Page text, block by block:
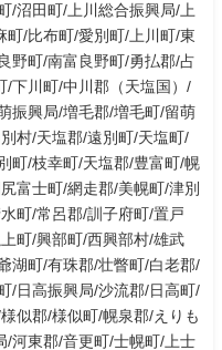
/沼田町/上川総合振興局/上
町/比布町/愛別町/上川町/東
野町/南富良野町/勇払郡/占
/下川町/中川郡（天塩国）/
振興局/増毛郡/増毛町/留萌
村/天塩郡/遠別町/天塩町/
町/枝幸町/天塩郡/豊富町/幌
富士町/網走郡/美幌町/津別
町/常呂郡/訓子府町/置戸
町/興部町/西興部村/雄武
湖町/有珠郡/壮瞥町/白老郡/
/日高振興局/沙流郡/日高町/
似郡/様似町/幌泉郡/えりも
/河東郡/音更町/士幌町/上士